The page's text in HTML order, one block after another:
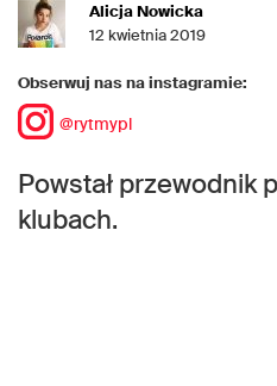
Alicja Nowicka
12 kwietnia 2019
Obserwuj nas na instagramie:
@rytmypl
Powstał przewodnik
klubach.